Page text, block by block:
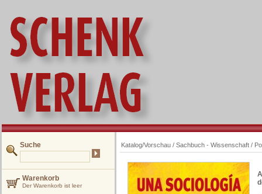
Suche
Warenkorb
Der Warenkorb ist leer
Katalog/Vorschau / Sachbuch - Wissenschaft /